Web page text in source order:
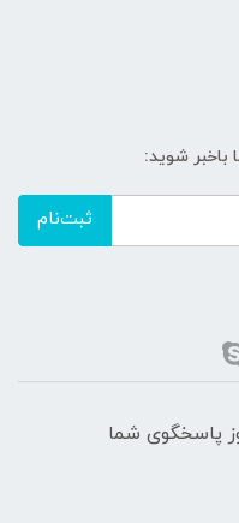
باخبر شوید:
ثبت‌نام
شبانه‌روز پاسخگوی شما